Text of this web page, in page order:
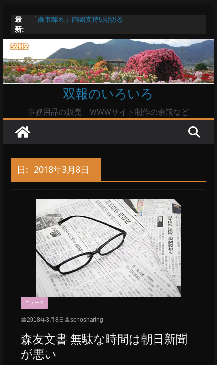
テ
ン
ツ
へ
ッ
最
新:
「高市離れ」内閣支持5割切る
高市首相とは隙間風が吹く鈴木憲和農水相
陸自部隊の思想信条調査報道受け小泉防衛相「不適切活
動ない」で良いのか
命綱のエアコンも危ない
双報のいろいろ
事務用品の販売 WWWサイト制作の余談など
日: 2018年3月8日
ニュース
2018年3月8日 sohosharing
森友文書 無駄な時間は朝日新聞
が悪い